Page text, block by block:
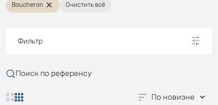
Boucheron Очистить всё
Фильтр
Поиск по референсу
По новизне